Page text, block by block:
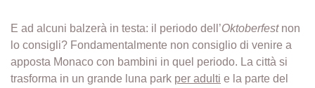
E ad alcuni balzerà in testa: il periodo dell’Oktoberfest non
lo consigli? Fondamentalmente non consiglio di venire a
apposta Monaco con bambini in quel periodo. La città si
trasforma in un grande luna park per adulti e la parte del